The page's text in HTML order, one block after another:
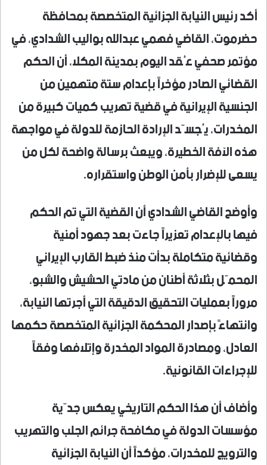
أكد رئيس النيابة الجزائية المتخصصة بمحافظة
حضرموت، القاضي فهمي عبدالله بواليب الشدادي، في
مؤتمر صحفي عُقد اليوم بمدينة المكلا، أن الحكم
القضائي الصادر مؤخراً بإعدام ستة متهمين من
الجنسية الإيرانية في قضية تهريب كميات كبيرة من
المخدرات، يُجسّد الإرادة الحازمة للدولة في مواجهة
هذه الآفة الخطيرة، ويبعث برسالة واضحة لكل من
يسعى للإضرار بأمن الوطن واستقراره.
وأوضح القاضي الشدادي أن القضية التي تم الحكم
فيها بالإعدام تعزيراً جاءت بعد جهود أمنية
وقضائية متكاملة بدأت منذ ضبط القارب الإيراني
المحمّل بثلاثة أطنان من مادتي الحشيش والشبو،
مروراً بعمليات التحقيق الدقيقة التي أجرتها النيابة،
وانتهاءً بإصدار المحكمة الجزائية المتخصصة حكمها
العادل، ومصادرة المواد المخدرة وإتلافها وفقاً
للإجراءات القانونية.
وأضاف أن هذا الحكم التاريخي يعكس جدّية
مؤسسات الدولة في مكافحة جرائم الجلب والتهريب
والترويج للمخدرات، مؤكداً أن النيابة الجزائية